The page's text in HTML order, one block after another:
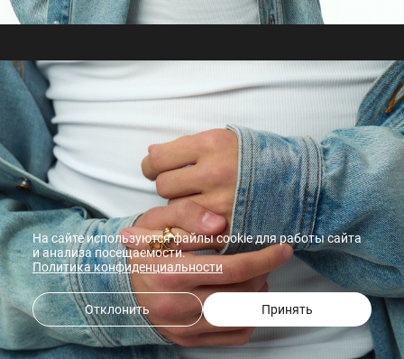
На сайте используются файлы cookie для работы сайта
и анализа посещаемости.
Политика конфиденциальности
Отклонить Принять